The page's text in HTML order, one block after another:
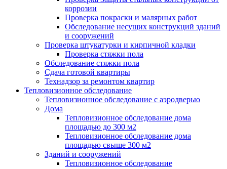
коррозии
Проверка покраски и малярных работ
Обследование несущих конструкций зданий
и сооружений
Проверка штукатурки и кирпичной кладки
Проверка стяжки пола
Обследование стяжки пола
Сдача готовой квартиры
Технадзор за ремонтом квартир
Тепловизионное обследование
Тепловизионное обследование с аэродверью
Дома
Тепловизионное обследование дома
площадью до 300 м2
Тепловизионное обследование дома
площадью свыше 300 м2
Зданий и сооружений
Тепловизионное обследование